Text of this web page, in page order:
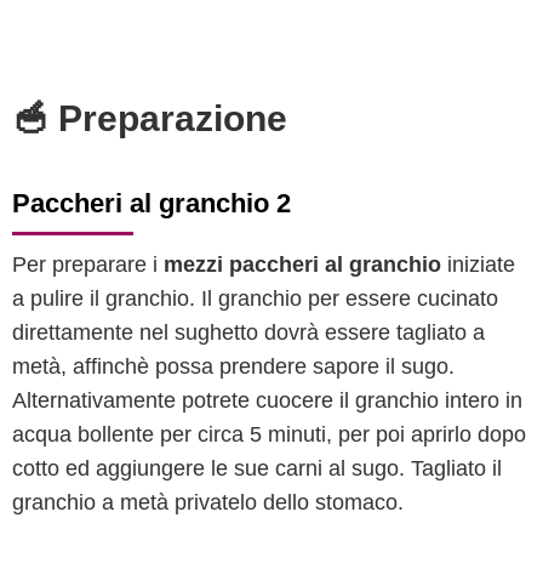
🥣 Preparazione
Paccheri al granchio 2
Per preparare i mezzi paccheri al granchio iniziate
a pulire il granchio. Il granchio per essere cucinato
direttamente nel sughetto dovrà essere tagliato a
metà, affinchè possa prendere sapore il sugo.
Alternativamente potrete cuocere il granchio intero in
acqua bollente per circa 5 minuti, per poi aprirlo dopo
cotto ed aggiungere le sue carni al sugo. Tagliato il
granchio a metà privatelo dello stomaco.